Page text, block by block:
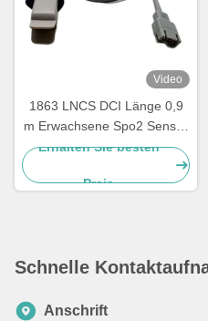
Video
1863 LNCS DCI Länge 0,9
m Erwachsene Spo2 Sensor
Patientenanzug
Erhalten Sie besten
Preis
Schnelle
Anschrift